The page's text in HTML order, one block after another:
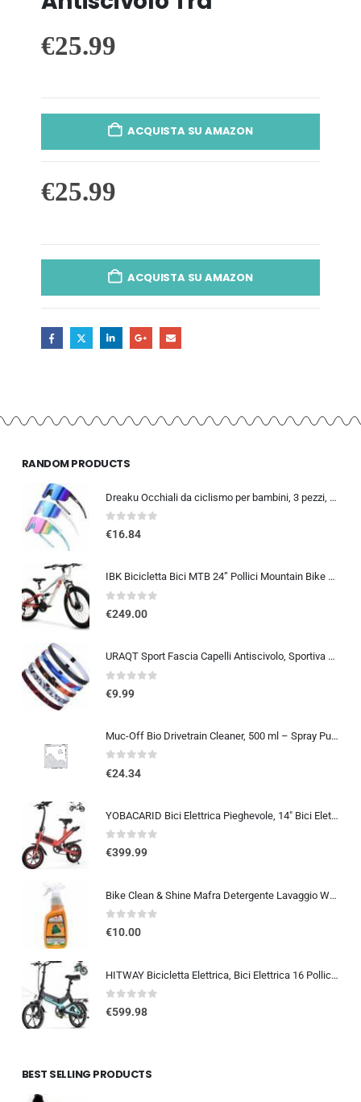
€25.99
ACQUISTA SU AMAZON
€25.99
ACQUISTA SU AMAZON
RANDOM PRODUCTS
Dreaku Occhiali da ciclismo per bambini, 3 pezzi, occhiali sportivi per bambini, protezione UV400, polarizzati, antivento, pe
0out of 5
€16.84
IBK Bicicletta Bici MTB 24” Pollici Mountain Bike BIAMMORTIZZATA Ragazzo Cambio 21 Velocità Freni a Disco
0out of 5
€249.00
URAQT Sport Fascia Capelli Antiscivolo, Sportiva Fasce per Capelli Sottile Elastico Turbante Fasciaa, Sport Fasce Sottile Uni
0out of 5
€9.99
Muc-Off Bio Drivetrain Cleaner, 500 ml – Spray Pulisci Catena Bici e Sgrassatore Catena Bici – Efficace e Biodegradabile – Pe
0out of 5
€24.34
YOBACARID Bici Elettrica Pieghevole, 14″ Bici Elettrica da 250W Motore 36V 10.4AH Batteria, Autonomia di 45 KM Bici Pieghe…
0out of 5
€399.99
Bike Clean & Shine Mafra Detergente Lavaggio Waterless Senza Acqua per Moto, Scooter, Bici e Monopattini, Lavaggio a Secco, P
0out of 5
€10.00
HITWAY Bicicletta Elettrica, Bici Elettrica 16 Pollici, Pieghevole E BIKE Batteria 36V/7,8Ah, Motore 250W, Massima 25km/h,…
0out of 5
€599.98
BEST SELLING PRODUCTS